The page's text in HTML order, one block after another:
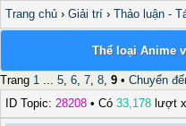
Trang chủ › Giải trí › Thảo luận -
Thể loại Anime
Trang 1 ... 5, 6, 7, 8, 9 • Chuyển
ID Topic: 28208 • Có 33,178 lượt